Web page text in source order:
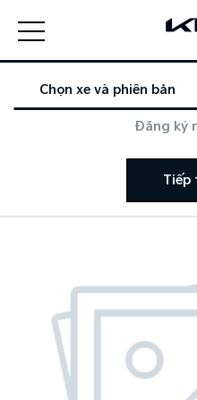
Chọn xe và phiên bản
Đăng ký
Tiếp